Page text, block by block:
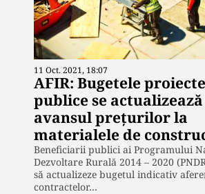
11 Oct. 2021, 18:07
AFIR: Bugetele
publice se
avansul prețurilor la
materialele de
Beneficiarii publici ai Programului
Dezvoltare Rurală 2014 – 2020
să actualizeze bugetul indicativ
contractelor…